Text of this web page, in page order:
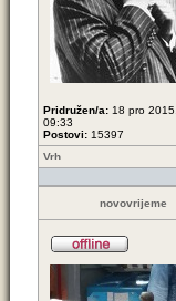
Pridružen/a: 18 pro 2015,
09:33
Postovi: 15397
Vrh
novovrijeme